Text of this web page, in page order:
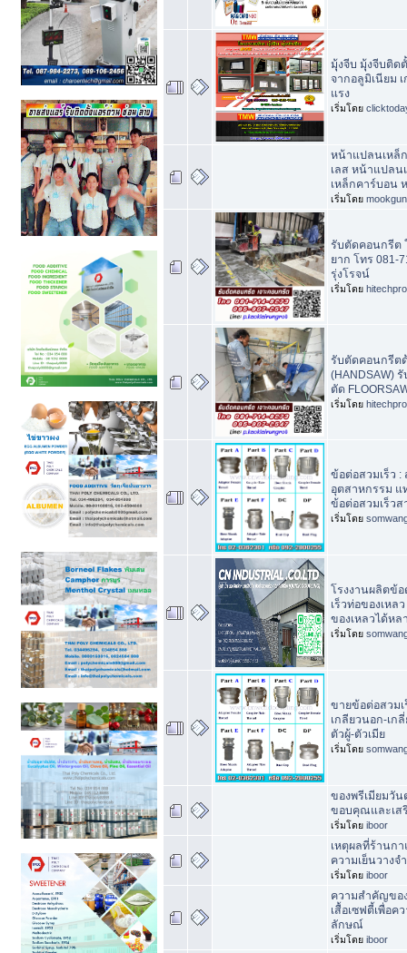
มุุ้งจีบ มุุ้งจีบติด
จากอลูมิเนียม
แรง
เริ่มโดย
หน้าแปลนเหล็
เลส หน้าแปลน
เหล็กคาร์บอน
เริ่มโดย
รับตัดคอนกรีต
ยาก โทร 081-
รุ่งโรจน์
เริ่มโดย
รับตัดคอนกรีต
(HANDSAW)
ตัด
เริ่มโดย
ข้อต่อสวมเร็ว :
อุตสาหกรรม แ
ข้อต่อสวมเร็วส
เริ่มโดย
โรงงานผลิตข้
เร็วท่อของเหล
ของเหลวได้หล
เริ่มโดย
ขายข้อต่อสวม
เกลียวนอก-เก
ตัวผู้-ตัวเมีย
เริ่มโดย
ของพรีเมียมวั
ขอบคุณและเส
เริ่มโดย iboor
เหตุผลที่ร้านก
ความเย็นวางจ
เริ่มโดย iboor
ความสำคัญขอ
เสื้อเซฟตี้เพื่อ
ลักษณ์
เริ่มโดย iboor